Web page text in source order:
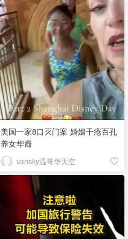
美国一家8口灭门案 婚姻千疮百孔
养女华裔
vansky温哥华天空